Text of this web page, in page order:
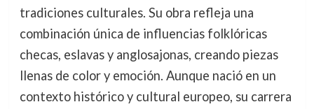
tradiciones culturales. Su obra refleja una
combinación única de influencias folklóricas
checas, eslavas y anglosajonas, creando piezas
llenas de color y emoción. Aunque nació en un
contexto histórico y cultural europeo, su carrera